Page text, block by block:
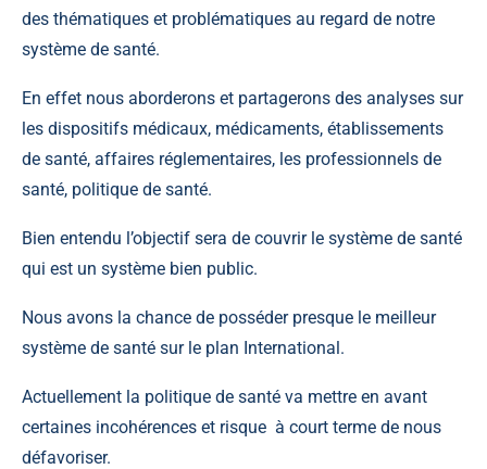
des thématiques et problématiques au regard de notre
système de santé.
En effet nous aborderons et partagerons des analyses sur
les dispositifs médicaux, médicaments, établissements
de santé, affaires réglementaires, les professionnels de
santé, politique de santé.
Bien entendu l’objectif sera de couvrir le système de santé
qui est un système bien public.
Nous avons la chance de posséder presque le meilleur
système de santé sur le plan International.
Actuellement la politique de santé va mettre en avant
certaines incohérences et risque à court terme de nous
défavoriser.